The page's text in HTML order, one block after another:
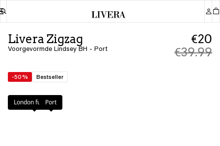
Livera Zigzag
Voorgevormde Lindsey BH - Port
€20
€39.99
-50% Bestseller
Kleur:Port
London fuchsia
Port